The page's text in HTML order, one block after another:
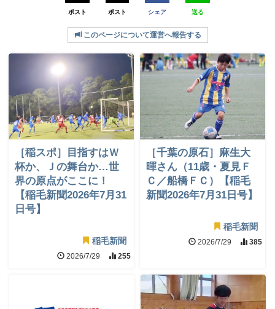
ポスト ポスト シェア 送る
このページについて運営へ報告する
［稲スポ］目指すはＷ
杯か、Ｊの舞台か…世
界の原点がここに！
【稲毛新聞2026年7月31
日号】
稲毛新聞
2026/7/29 255
［千葉の原石］麻生大
暉さん（11歳・夏見Ｆ
Ｃ／船橋ＦＣ）【稲毛
新聞2026年7月31日号】
稲毛新聞
2026/7/29 385